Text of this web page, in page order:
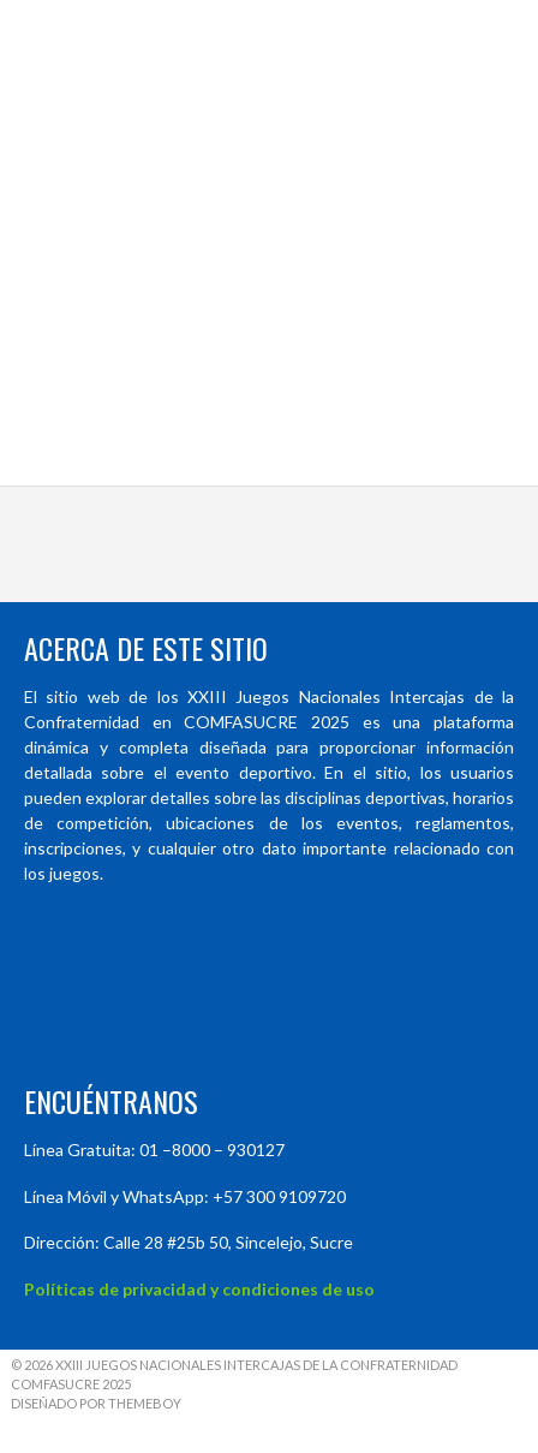
ACERCA DE ESTE SITIO
El sitio web de los XXIII Juegos Nacionales Intercajas de la
Confraternidad en COMFASUCRE 2025 es una plataforma
dinámica y completa diseñada para proporcionar información
detallada sobre el evento deportivo. En el sitio, los usuarios
pueden explorar detalles sobre las disciplinas deportivas, horarios
de competición, ubicaciones de los eventos, reglamentos,
inscripciones, y cualquier otro dato importante relacionado con
los juegos.
ENCUÉNTRANOS
Línea Gratuita: 01 –8000 – 930127
Línea Móvil y WhatsApp: +57 300 9109720
Dirección: Calle 28 #25b 50, Sincelejo, Sucre
Políticas de privacidad y condiciones de uso
© 2026 XXIII JUEGOS NACIONALES INTERCAJAS DE LA CONFRATERNIDAD
COMFASUCRE 2025
DISEÑADO POR THEMEBOY